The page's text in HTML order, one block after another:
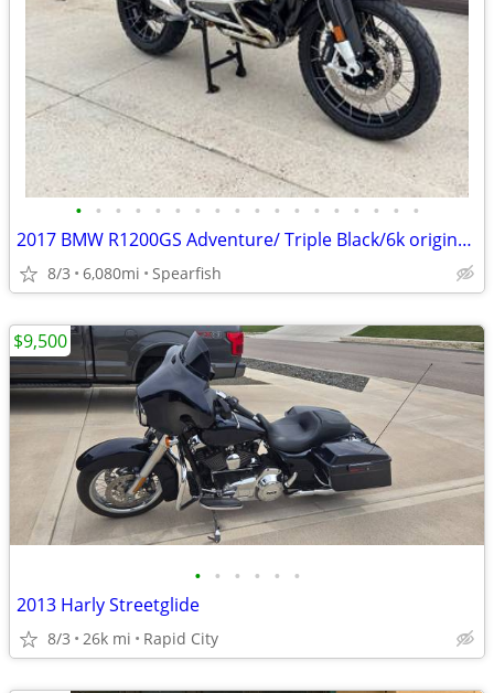
• • • • • • • • • • • • • • • • • •
2017 BMW R1200GS Adventure/ Triple Black/6k original miles/ Must see
8/3 6,080mi Spearfish
• • • • • •
2013 Harly Streetglide
8/3 26k mi Rapid City
$9,500